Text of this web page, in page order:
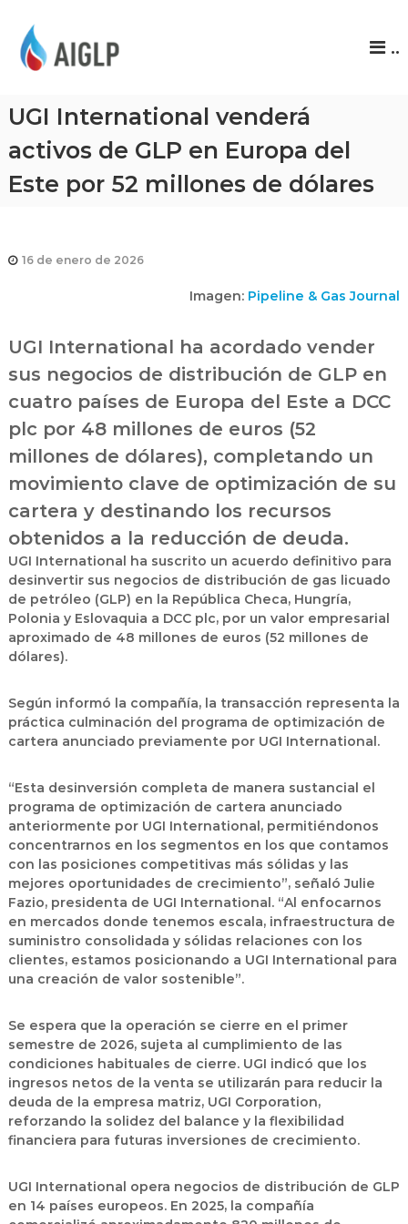
P
..
UGI International venderá
activos de GLP en Europa del
Este por 52 millones de dólares
16 de enero de 2026
Imagen: Pipeline & Gas Journal
UGI International ha acordado vender
sus negocios de distribución de GLP en
cuatro países de Europa del Este a DCC
plc por 48 millones de euros (52
millones de dólares), completando un
movimiento clave de optimización de su
cartera y destinando los recursos
obtenidos a la reducción de deuda.
UGI International ha suscrito un acuerdo definitivo para
desinvertir sus negocios de distribución de gas licuado
de petróleo (GLP) en la República Checa, Hungría,
Polonia y Eslovaquia a DCC plc, por un valor empresarial
aproximado de 48 millones de euros (52 millones de
dólares).
Según informó la compañía, la transacción representa la
práctica culminación del programa de optimización de
cartera anunciado previamente por UGI International.
“Esta desinversión completa de manera sustancial el
programa de optimización de cartera anunciado
anteriormente por UGI International, permitiéndonos
concentrarnos en los segmentos en los que contamos
con las posiciones competitivas más sólidas y las
mejores oportunidades de crecimiento”, señaló Julie
Fazio, presidenta de UGI International. “Al enfocarnos
en mercados donde tenemos escala, infraestructura de
suministro consolidada y sólidas relaciones con los
clientes, estamos posicionando a UGI International para
una creación de valor sostenible”.
Se espera que la operación se cierre en el primer
semestre de 2026, sujeta al cumplimiento de las
condiciones habituales de cierre. UGI indicó que los
ingresos netos de la venta se utilizarán para reducir la
deuda de la empresa matriz, UGI Corporation,
reforzando la solidez del balance y la flexibilidad
financiera para futuras inversiones de crecimiento.
UGI International opera negocios de distribución de GLP
en 14 países europeos. En 2025, la compañía